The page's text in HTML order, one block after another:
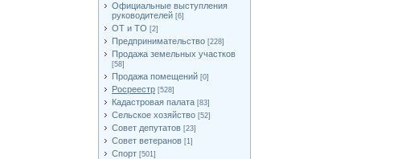
Официальные выступления
руководителей [6]
ОТ и ТО [2]
Предпринимательство [228]
Продажа земельных участков
[58]
Продажа помещений [0]
Росреестр [528]
Кадастровая палата [83]
Сельское хозяйство [52]
Совет депутатов [23]
Совет ветеранов [1]
Спорт [501]